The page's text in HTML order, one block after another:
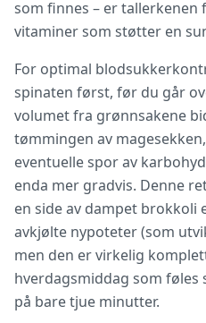
som finnes – er tallerkenen
vitaminer som støtter en
For optimal
spinaten først, før du går
volumet fra grønnsakene
tømmingen av
eventuelle spor av
enda mer gradvis. Denne
en side av dampet brokkoli
avkjølte nypoteter (som
men den er virkelig
hverdagsmiddag som føles
på bare tjue minutter.